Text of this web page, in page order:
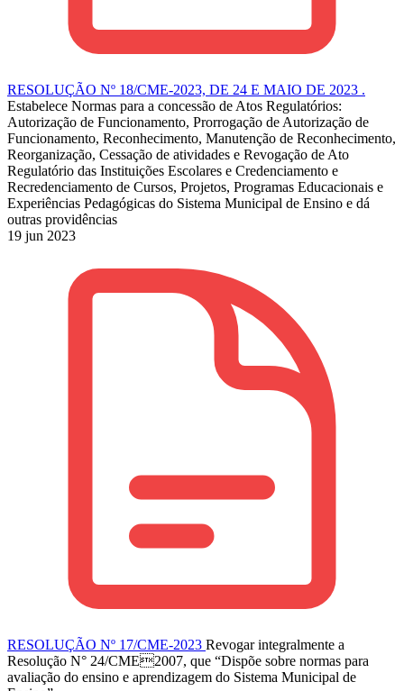
RESOLUÇÃO Nº 18/CME-2023, DE 24 E MAIO DE 2023 .
Estabelece Normas para a concessão de Atos Regulatórios:
Autorização de Funcionamento, Prorrogação de Autorização de
Funcionamento, Reconhecimento, Manutenção de Reconhecimento,
Reorganização, Cessação de atividades e Revogação de Ato
Regulatório das Instituições Escolares e Credenciamento e
Recredenciamento de Cursos, Projetos, Programas Educacionais e
Experiências Pedagógicas do Sistema Municipal de Ensino e dá
outras providências
19 jun 2023
RESOLUÇÃO Nº 17/CME-2023 Revogar integralmente a
Resolução N° 24/CME2007, que “Dispõe sobre normas para
avaliação do ensino e aprendizagem do Sistema Municipal de